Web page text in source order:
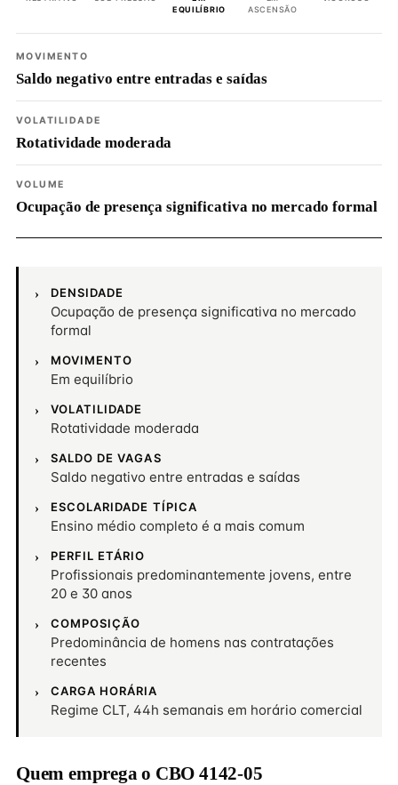
EQUILÍBRIO
ASCENSÃO
MOVIMENTO
Saldo negativo entre entradas e saídas
VOLATILIDADE
Rotatividade moderada
VOLUME
Ocupação de presença significativa no mercado formal
DENSIDADE
Ocupação de presença significativa no mercado
formal
MOVIMENTO
Em equilíbrio
VOLATILIDADE
Rotatividade moderada
SALDO DE VAGAS
Saldo negativo entre entradas e saídas
ESCOLARIDADE TÍPICA
Ensino médio completo é a mais comum
PERFIL ETÁRIO
Profissionais predominantemente jovens, entre
20 e 30 anos
COMPOSIÇÃO
Predominância de homens nas contratações
recentes
CARGA HORÁRIA
Regime CLT, 44h semanais em horário comercial
Quem emprega o CBO 4142-05